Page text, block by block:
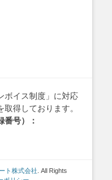
ボイス制度」に対応
得しております。
番号）：
ト株式会社 . All Rights